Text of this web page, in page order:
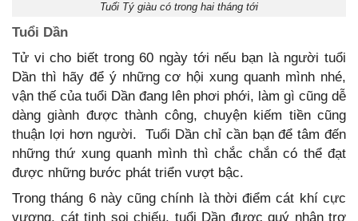
Tuổi Tý giàu có trong hai tháng tới
Tuổi Dần
Tử vi cho biết trong 60 ngày tới nếu bạn là người tuổi
Dần thì hãy để ý những cơ hội xung quanh mình nhé,
vận thế của tuổi Dần đang lên phơi phới, làm gì cũng dễ
dàng giành được thành công, chuyện kiếm tiền cũng
thuận lợi hơn người. Tuổi Dần chỉ cần bạn để tâm đến
những thứ xung quanh mình thì chắc chắn có thể đạt
được những bước phát triển vượt bậc.
Trong tháng 6 này cũng chính là thời điểm cát khí cực
vượng, cát tinh soi chiếu, tuổi Dần được quý nhân trợ